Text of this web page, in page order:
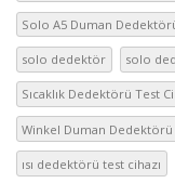
Solo A5 Duman
solo dedektör solo
Sıcaklık Dedektörü Test
Winkel Duman Dedektörü
ısı dedektörü test cihazı